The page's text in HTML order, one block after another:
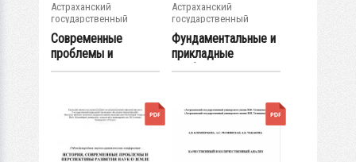
Астраханский
государственный
университет
Современные
проблемы и
приоритетные
Астраханский
государственный
университет
Фундаментальные и
прикладные
проблемы